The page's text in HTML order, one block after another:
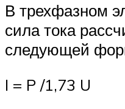
В трехфазном
сила тока
следующей
I = P /1,73 U